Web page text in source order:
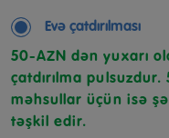
Evə çatdırılması
50-AZN dən yuxarı
çatdırılma
məhsullar üçün isə
təşkil edir.